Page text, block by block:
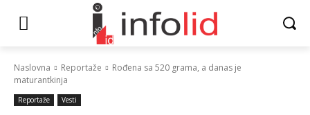
Naslovna Reportaže
Rođena sa 520 grama, a danas je
maturantkinja
Reportaže Vesti